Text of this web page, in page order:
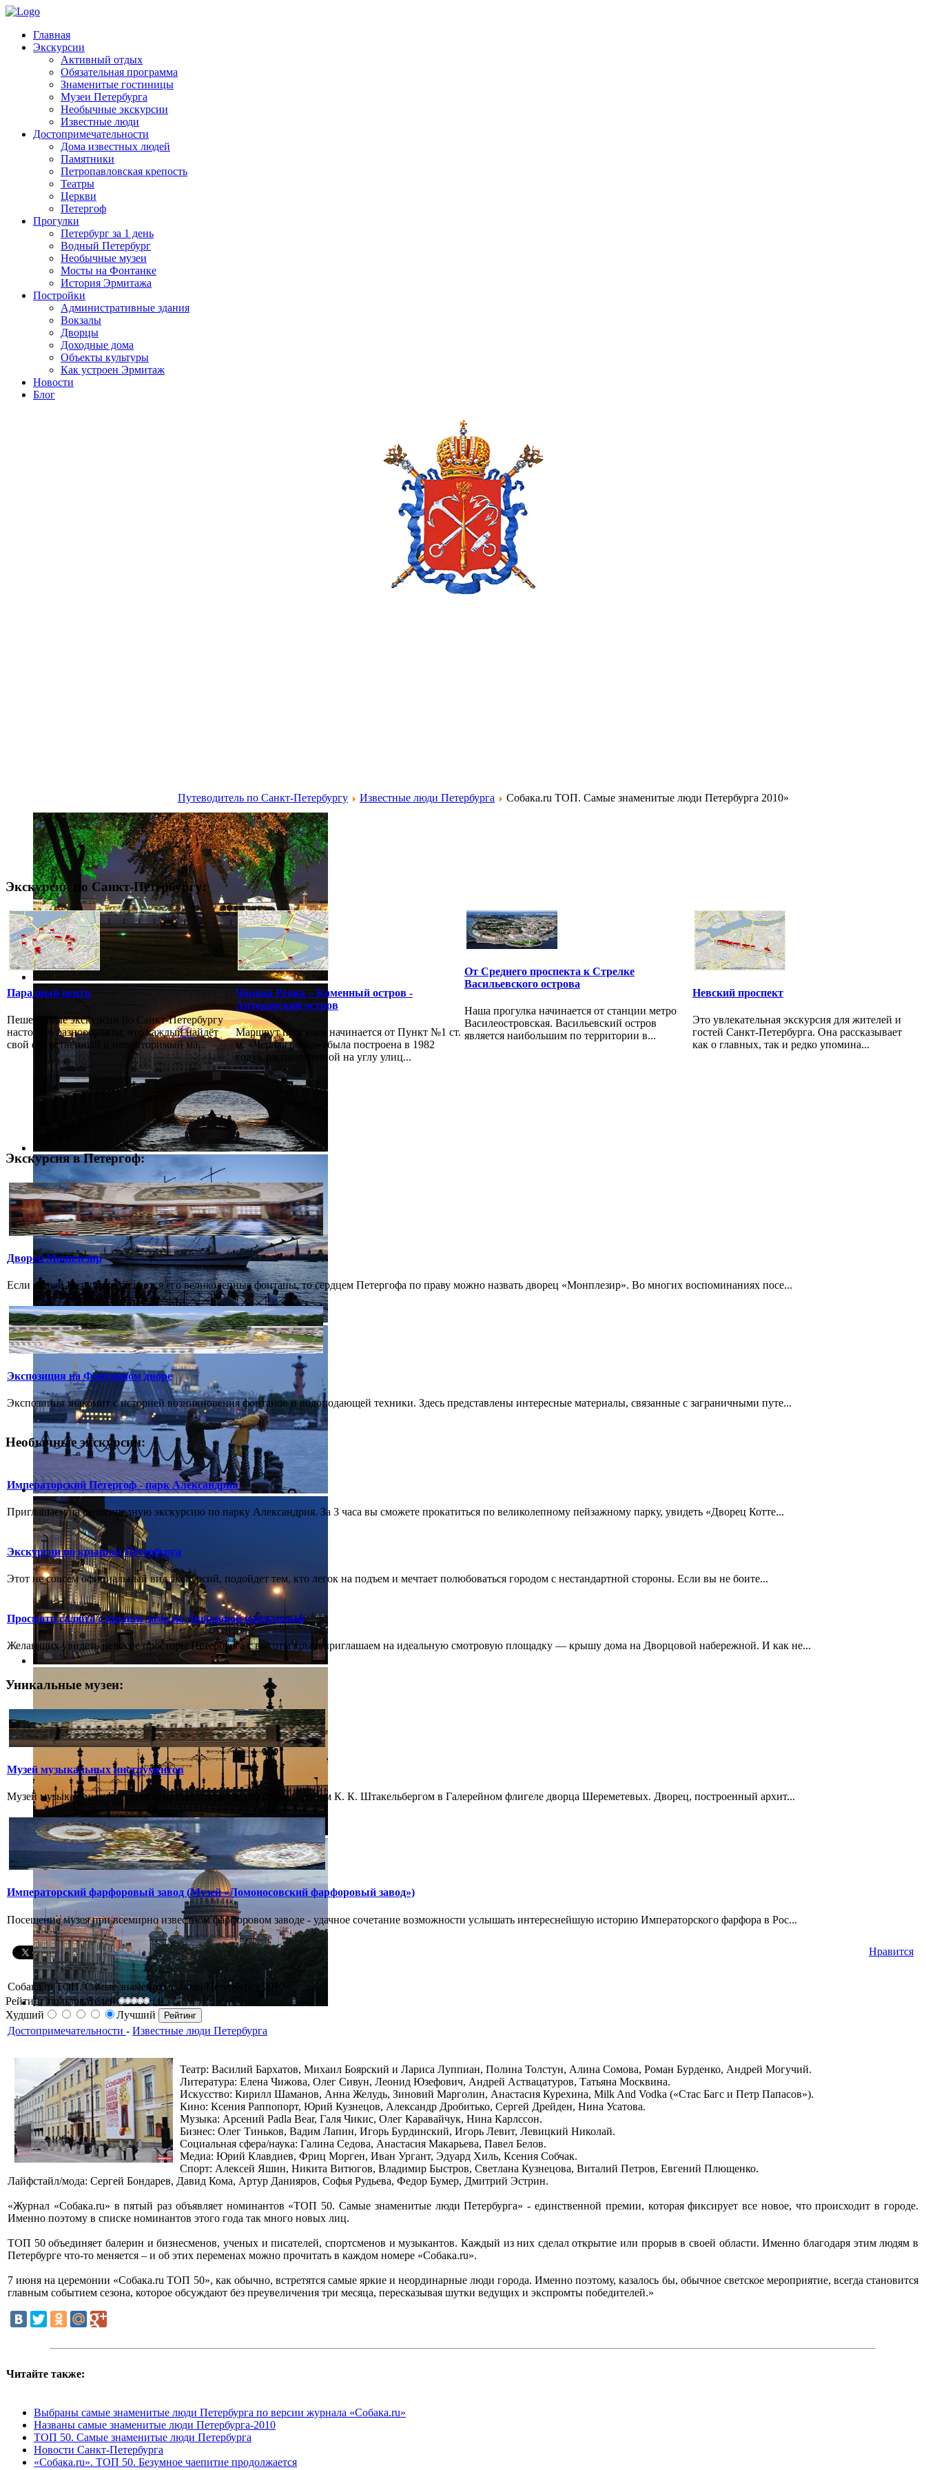
Главная
Экскурсии
Активный отдых
Обязательная программа
Знаменитые гостиницы
Музеи Петербурга
Необычные экскурсии
Известные люди
Достопримечательности
Дома известных людей
Памятники
Петропавловская крепость
Театры
Церкви
Петергоф
Прогулки
Петербург за 1 день
Водный Петербург
Необычные музеи
Мосты на Фонтанке
История Эрмитажа
Постройки
Административные здания
Вокзалы
Дворцы
Доходные дома
Объекты культуры
Как устроен Эрмитаж
Новости
Блог
Путеводитель по Санкт-Петербургу Известные люди Петербурга Собака.ru ТОП. Самые знаменитые люди Петербурга 2010»
Экскурсии по Санкт-Петербургу:
Парадный центр
Пешеходные экскурсии по Санкт-Петербургу
настолько разнообразны, что каждый найдёт
свой единственный и неповторимый ма...
Черная Речка – Каменный остров -
Аптекарский остров
Маршрут прогулки начинается от Пункт №1 ст.
м. «Черная речка» (была построена в 1982
году), расположенной на углу улиц...
От Среднего проспекта к Стрелке
Васильевского острова
Наша прогулка начинается от станции метро
Василеостровская. Васильевский остров
является наибольшим по территории в...
Невский проспект
Это увлекательная экскурсия для жителей и
гостей Санкт-Петербурга. Она рассказывает
как о главных, так и редко упомина...
Экскурсия в Петергоф:
Дворец Монплезир
Если душой Петергофа являются его великолепные фонтаны, то сердцем Петергофа по праву можно назвать дворец «Монплезир». Во многих воспоминаниях посе...
Экспозиция на Фонтанном дворе
Экспозиция знакомит с историей возникновения фонтанов и водоподающей техники. Здесь представлены интересные материалы, связанные с заграничными путе...
Необычные экскурсии:
Императорский Петергоф - парк Александрия
Приглашаем на велосипедную экскурсию по парку Александрия. За 3 часа вы сможете прокатиться по великолепному пейзажному парку, увидеть «Дворец Котте...
Экскурсии по крышам Петербурга
Этот не совсем официальный вид экскурсий, подойдет тем, кто легок на подъем и мечтает полюбоваться городом с нестандартной стороны. Если вы не боите...
Просмотр салюта с крыши дома на Дворцовой набережной
Желающих увидеть невские просторы Петербурга с высоты крыш приглашаем на идеальную смотровую площадку — крышу дома на Дворцовой набережной. И как не...
Уникальные музеи:
Музей музыкальных инструментов
Музей музыкальных инструментов был открыт в 1900 году бароном К. К. Штакельбергом в Галерейном флигеле дворца Шереметевых. Дворец, построенный архит...
Императорский фарфоровый завод (Музей «Ломоносовский фарфоровый завод»)
Посещение музея при всемирно известном фарфоровом заводе - удачное сочетание возможности услышать интереснейшую историю Императорского фарфора в Рос...
Нравится
Собака.ru ТОП. Самые знаменитые люди Петербурга 2010»
Рейтинг пользователей:
/ 0
Худший
Лучший
Достопримечательности - Известные люди Петербурга
Театр: Василий Бархатов, Михаил Боярский и Лариса Луппиан, Полина Толстун, Алина Сомова, Роман Бурденко, Андрей Могучий.
Литература: Елена Чижова, Олег Сивун, Леонид Юзефович, Андрей Аствацатуров, Татьяна Москвина.
Искусство: Кирилл Шаманов, Анна Желудь, Зиновий Марголин, Анастасия Курехина, Milk And Vodka («Стас Багс и Петр Папасов»).
Кино: Ксения Раппопорт, Юрий Кузнецов, Александр Дробитько, Сергей Дрейден, Нина Усатова.
Музыка: Арсений Padla Bear, Галя Чикис, Олег Каравайчук, Нина Карлссон.
Бизнес: Олег Тиньков, Вадим Лапин, Игорь Бурдинский, Игорь Левит, Левицкий Николай.
Социальная сфера/наука: Галина Седова, Анастасия Макарьева, Павел Белов.
Медиа: Юрий Клавдиев, Фриц Морген, Иван Ургант, Эдуард Хиль, Ксения Собчак.
Спорт: Алексей Яшин, Никита Витюгов, Владимир Быстров, Светлана Кузнецова, Виталий Петров, Евгений Плющенко.
Лайфстайл/мода: Сергей Бондарев, Давид Кома, Артур Данияров, Софья Рудьева, Федор Бумер, Дмитрий Эстрин.
«Журнал «Собака.ru» в пятый раз объявляет номинантов «ТОП 50. Самые знаменитые люди Петербурга» - единственной премии, которая фиксирует все новое, что происходит в городе.
Именно поэтому в списке номинантов этого года так много новых лиц.
ТОП 50 объединяет балерин и бизнесменов, ученых и писателей, спортсменов и музыкантов. Каждый из них сделал открытие или прорыв в своей области. Именно благодаря этим людям в
Петербурге что-то меняется – и об этих переменах можно прочитать в каждом номере «Собака.ru».
7 июня на церемонии «Собака.ru ТОП 50», как обычно, встретятся самые яркие и неординарные люди города. Именно поэтому, казалось бы, обычное светское мероприятие, всегда становится
главным событием сезона, которое обсуждают без преувеличения три месяца, пересказывая шутки ведущих и экспромты победителей.»
Читайте также:
Выбраны самые знаменитые люди Петербурга по версии журнала «Собака.ru»
Названы самые знаменитые люди Петербурга-2010
ТОП 50. Самые знаменитые люди Петербурга
Новости Санкт-Петербурга
«Собака.ru». ТОП 50. Безумное чаепитие продолжается